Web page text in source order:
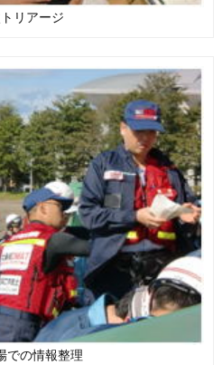
リアージ
での情報整理